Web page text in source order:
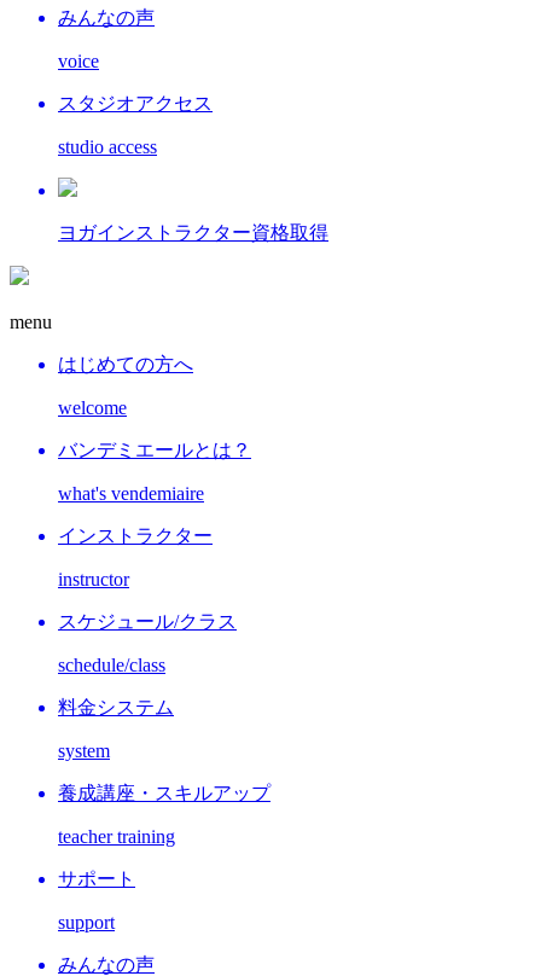
みんなの声
voice
スタジオアクセス
studio access
ヨガインストラクター資格取得
menu
はじめての方へ
welcome
バンデミエールとは？
what's vendemiaire
インストラクター
instructor
スケジュール/クラス
schedule/class
料金システム
system
養成講座・スキルアップ
teacher training
サポート
support
みんなの声